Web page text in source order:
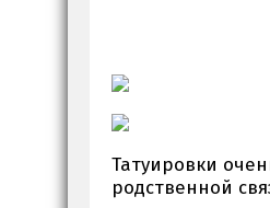
Татуировки
родственной